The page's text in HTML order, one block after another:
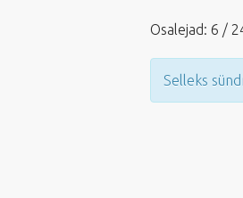
Osalejad: 6 /
Selleks